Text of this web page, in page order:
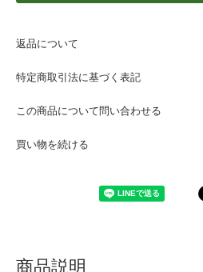
返品について
特定商取引法に基づく表記
この商品について問い合わせる
買い物を続ける
商品説明